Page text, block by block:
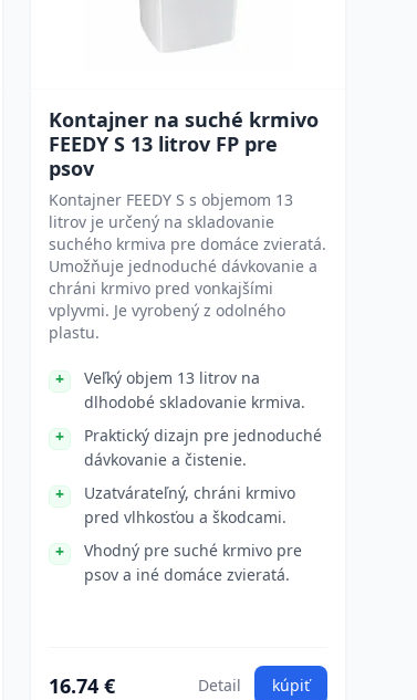
Kontajner na suché krmivo
FEEDY S 13 litrov FP pre
psov
Kontajner FEEDY S s objemom 13
litrov je určený na skladovanie
suchého krmiva pre domáce zvieratá.
Umožňuje jednoduché dávkovanie a
chráni krmivo pred vonkajšími
vplyvmi. Je vyrobený z odolného
plastu.
Veľký objem 13 litrov na
dlhodobé skladovanie krmiva.
Praktický dizajn pre jednoduché
dávkovanie a čistenie.
Uzatvárateľný, chráni krmivo
pred vlhkosťou a škodcami.
Vhodný pre suché krmivo pre
psov a iné domáce zvieratá.
16.74 € Detail kúpiť